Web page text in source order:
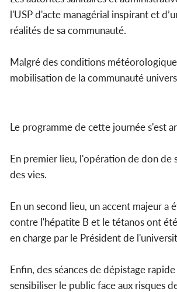
l'USP d'acte managérial inspirant et
réalités de sa communauté.
Malgré des conditions
mobilisation de la communauté
Le programme de cette journée s'est
En premier lieu, l'opération de don de
des vies.
En un second lieu, un accent majeur a
contre l'hépatite B et le tétanos ont
en charge par le Président de
Enfin, des séances de dépistage
sensibiliser le public face aux risques